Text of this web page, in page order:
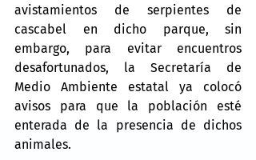
avistamientos de serpientes de
cascabel en dicho parque, sin
embargo, para evitar encuentros
desafortunados, la Secretaría de
Medio Ambiente estatal ya colocó
avisos para que la población esté
enterada de la presencia de dichos
animales.